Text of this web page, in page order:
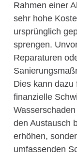
Rahmen einer
sehr hohe
ursprünglich
sprengen.
Reparaturen
Dies kann dazu
finanzielle
den Austausch
erhöhen,
umfassenden